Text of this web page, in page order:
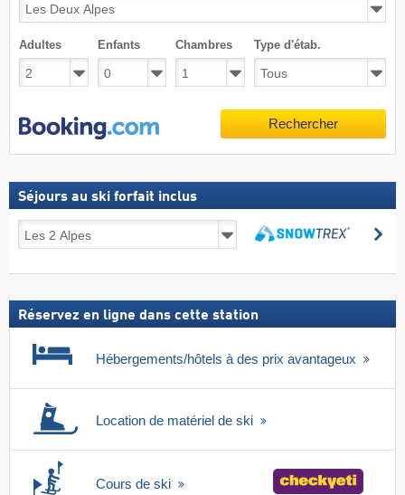
Adultes Enfants Chambres Type d'étab.
Rechercher
Séjours au ski forfait inclus
au
forfait
Réservez en ligne dans cette station
Hébergements/hôtels à des prix avantageux
Location de matériel de ski
Cours de ski